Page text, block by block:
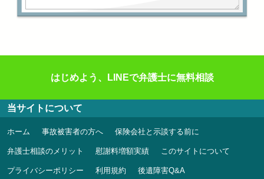
はじめよう、LINEで弁護士に無料相談
当サイトについて
ホーム 事故被害者の方へ 保険会社と示談する前に
弁護士相談のメリット 慰謝料増額実績 このサイトについて
プライバシーポリシー 利用規約 後遺障害Q&A